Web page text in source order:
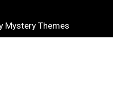
Mystery Themes